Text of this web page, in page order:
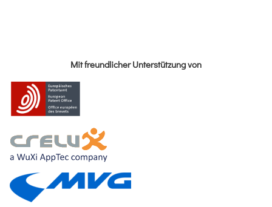
Mit freundlicher Unterstützung von